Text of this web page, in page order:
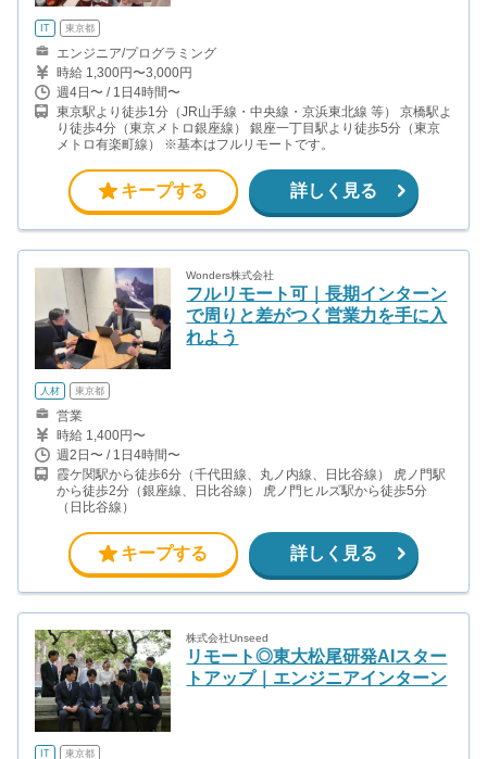
IT 東京都
エンジニア/プログラミング
時給 1,300円〜3,000円
週4日〜 / 1日4時間〜
東京駅より徒歩1分（JR山手線・中央線・京浜東北線 等） 京橋駅よ
り徒歩4分（東京メトロ銀座線） 銀座一丁目駅より徒歩5分（東京
メトロ有楽町線） ※基本はフルリモートです。
キープする 詳しく見る
Wonders株式会社
フルリモート可｜長期インターン
で周りと差がつく営業力を手に入
れよう
人材 東京都
営業
時給 1,400円〜
週2日〜 / 1日4時間〜
霞ケ関駅から徒歩6分（千代田線、丸ノ内線、日比谷線） 虎ノ門駅
から徒歩2分（銀座線、日比谷線） 虎ノ門ヒルズ駅から徒歩5分
（日比谷線）
キープする 詳しく見る
株式会社Unseed
リモート◎東大松尾研発AIスター
トアップ｜エンジニアインターン
IT 東京都